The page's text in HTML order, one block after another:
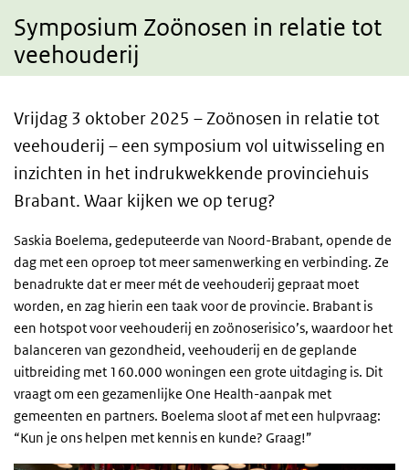
Symposium Zoönosen in relatie tot
veehouderij
Vrijdag 3 oktober 2025 – Zoönosen in relatie tot
veehouderij – een symposium vol uitwisseling en
inzichten in het indrukwekkende provinciehuis
Brabant. Waar kijken we op terug?
Saskia Boelema, gedeputeerde van Noord-Brabant, opende de
dag met een oproep tot meer samenwerking en verbinding. Ze
benadrukte dat er meer mét de veehouderij gepraat moet
worden, en zag hierin een taak voor de provincie. Brabant is
een hotspot voor veehouderij en zoönoserisico’s, waardoor het
balanceren van gezondheid, veehouderij en de geplande
uitbreiding met 160.000 woningen een grote uitdaging is. Dit
vraagt om een gezamenlijke One Health-aanpak met
gemeenten en partners. Boelema sloot af met een hulpvraag:
“Kun je ons helpen met kennis en kunde? Graag!”